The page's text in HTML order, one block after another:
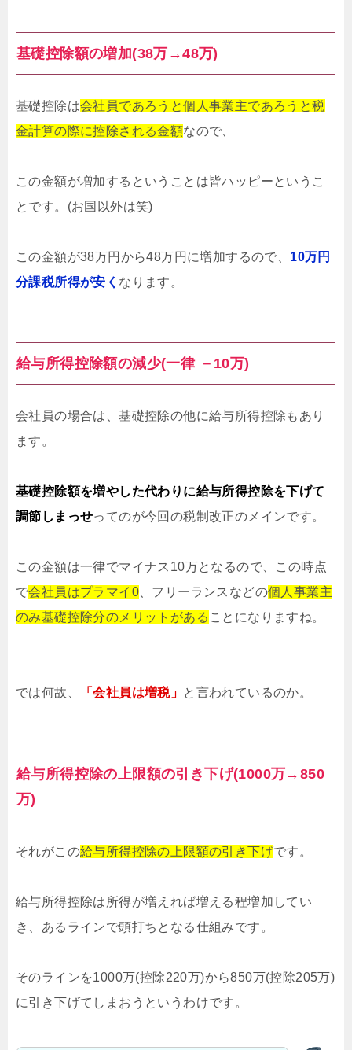
基礎控除額の増加(38万→48万)
基礎控除は会社員であろうと個人事業主であろうと税
金計算の際に控除される金額なので、
この金額が増加するということは皆ハッピーというこ
とです。(お国以外は笑)
この金額が38万円から48万円に増加するので、 10万円
分課税所得が安く なります。
給与所得控除額の減少(一律 －10万)
会社員の場合は、基礎控除の他に給与所得控除もあり
ます。
基礎控除額を増やした代わりに給与所得控除を下げて
調節しまっせってのが今回の税制改正のメインです。
この金額は一律でマイナス10万となるので、この時点
で会社員はプラマイ0 、フリーランスなどの個人事業主
のみ基礎控除分のメリットがある ことになりますね。
では何故、 「会社員は増税」 と言われているのか。
給与所得控除の上限額の引き下げ(1000万→850
万)
それがこの給与所得控除の上限額の引き下げです。
給与所得控除は所得が増えれば増える程増加してい
き、あるラインで頭打ちとなる仕組みです。
そのラインを1000万(控除220万)から850万(控除205万)
に引き下げてしまおうというわけです。